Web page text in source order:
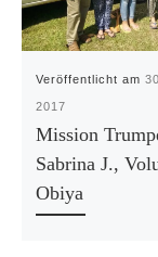
Veröffentlicht am
2017
Mission
Sabrina J.,
Obiya